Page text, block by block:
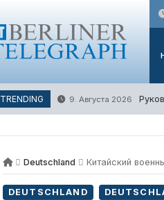
TRENDING 9. Августа 2026
Deutschland Китайский
DEUTSCHLAND